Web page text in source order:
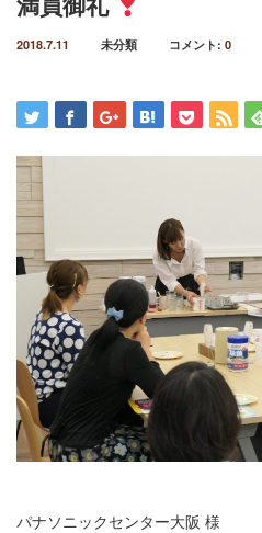
2018.7.11 未分類 コメント: 0
パナソニックセンター大阪 様